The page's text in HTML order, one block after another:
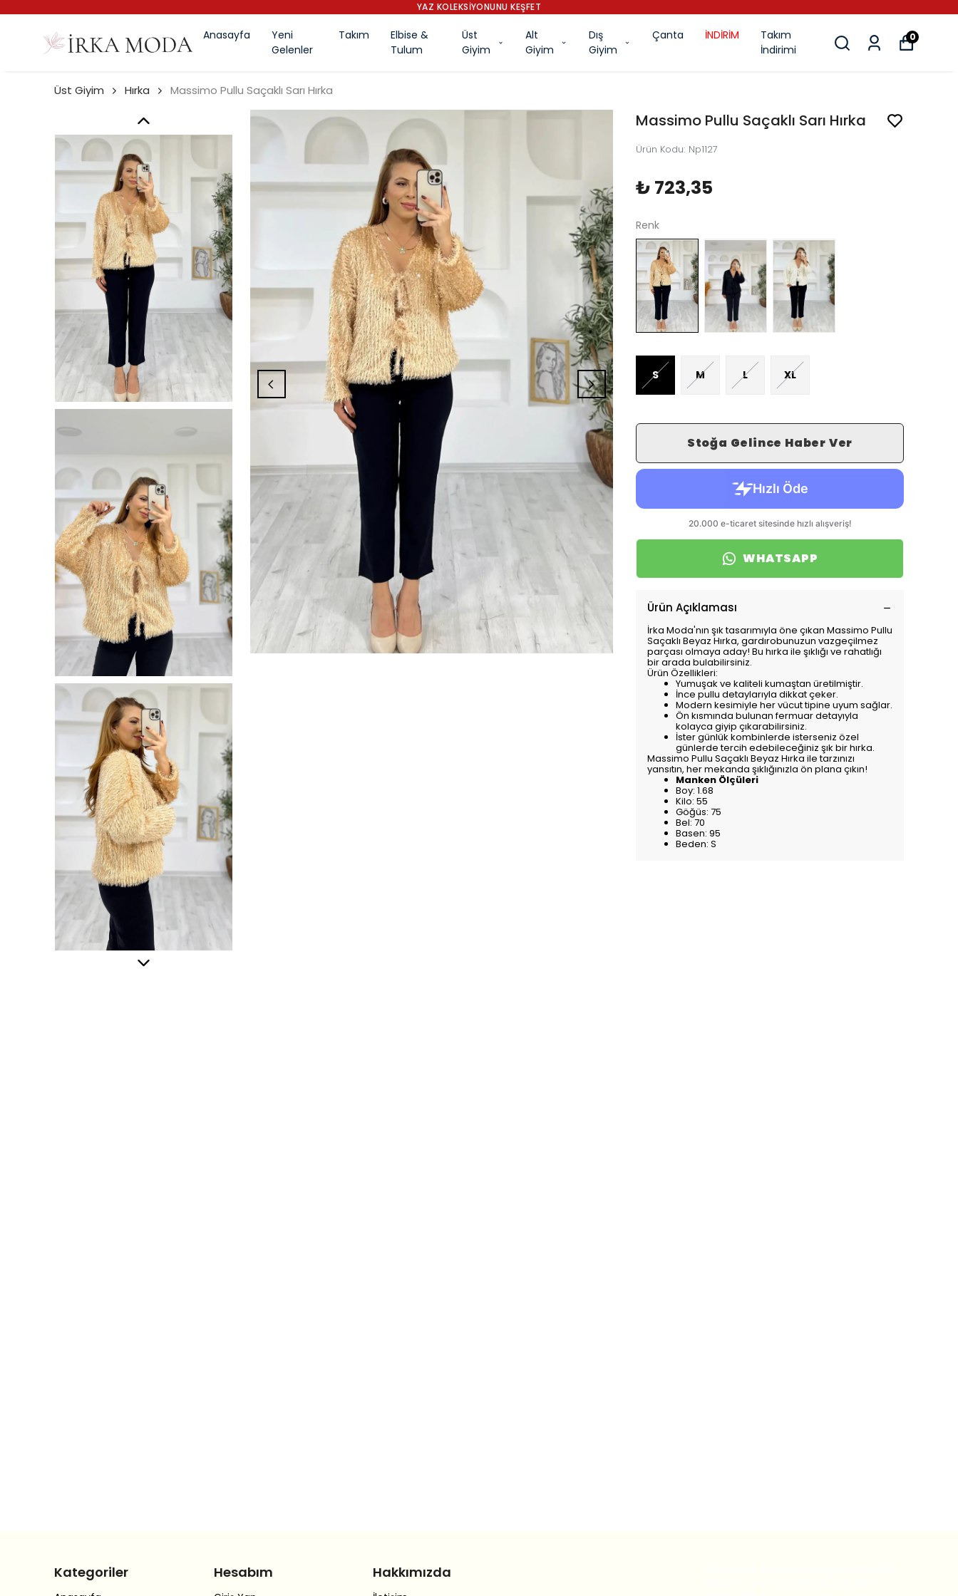
YAZ KOLEKSİYONUNU KEŞFET
Anasayfa
Yeni
Gelenler
Takım
Elbise &
Tulum
Üst
Giyim
Alt
Giyim
Dış
Giyim
Çanta İNDİRİM
Takım
İndirimi
0
Üst Giyim Hırka Massimo Pullu Saçaklı Sarı Hırka
Massimo Pullu Saçaklı Sarı Hırka
Ürün Kodu: Np1127
₺ 723,35
Renk
S M L XL
Stoğa Gelince Haber Ver
WHATSAPP
Ürün Açıklaması
İrka Moda'nın şık tasarımıyla öne çıkan Massimo Pullu
Saçaklı Beyaz Hırka, gardırobunuzun vazgeçilmez
parçası olmaya aday! Bu hırka ile şıklığı ve rahatlığı
bir arada bulabilirsiniz.
Ürün Özellikleri:
Yumuşak ve kaliteli kumaştan üretilmiştir.
İnce pullu detaylarıyla dikkat çeker.
Modern kesimiyle her vücut tipine uyum sağlar.
Ön kısmında bulunan fermuar detayıyla
kolayca giyip çıkarabilirsiniz.
İster günlük kombinlerde isterseniz özel
günlerde tercih edebileceğiniz şık bir hırka.
Massimo Pullu Saçaklı Beyaz Hırka ile tarzınızı
yansıtın, her mekanda şıklığınızla ön plana çıkın!
Manken Ölçüleri
Boy: 1.68
Kilo: 55
Göğüs: 75
Bel: 70
Basen: 95
Beden: S
Kategoriler Hesabım Hakkımızda